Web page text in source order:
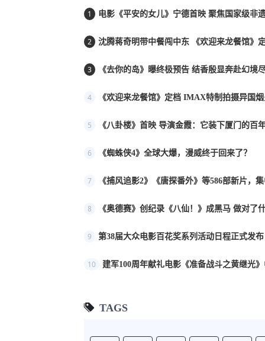
1 电影《平安的女儿》宁德首映 聚焦国家级非
2 沈腾蒋奇明带中餐闯中东 《欢迎来龙餐馆》
3 《去你的岛》曝终极预告 结香殷显奔赴幻境
4 《欢迎来龙餐馆》定档 IMAX特制拍摄异国
5 《八卦楼》首映 导演金霞：它装下厦门的百
6 《蜘蛛侠4》全球大爆，漫威终于回来了？
7 《捕风追影2》《唐探番外》等586部新片，
8 《奥德赛》创纪录《八仙！》成黑马 做对了
9 第38届大众电影百花奖系列活动日程正式发布
10 建军100周年献礼电影《准备战斗之黄继光
TAGS